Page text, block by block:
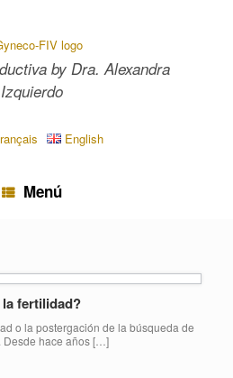
by Dra. Alexandra
Izquierdo
English
Menú
fertilidad?
o la postergación de la búsqueda de
Desde hace años […]